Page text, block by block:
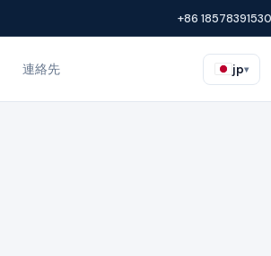
+86 18578391530
連絡先 jp▾